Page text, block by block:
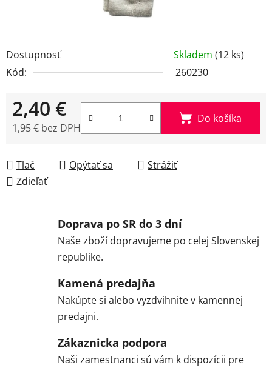
Dostupnosť Skladem (12 ks)
Kód:
260230
2,40 €
1,95 € bez DPH
Do košíka
Tlač Opýtať sa
Strážiť
Zdieľať
Doprava po SR do 3 dní
Naše zboží dopravujeme po celej Slovenskej
republike.
Kamená predajňa
Nakúpte si alebo vyzdvihnite v kamennej
predajni.
Zákaznicka podpora
Naši zamestnanci sú vám k dispozícii pre